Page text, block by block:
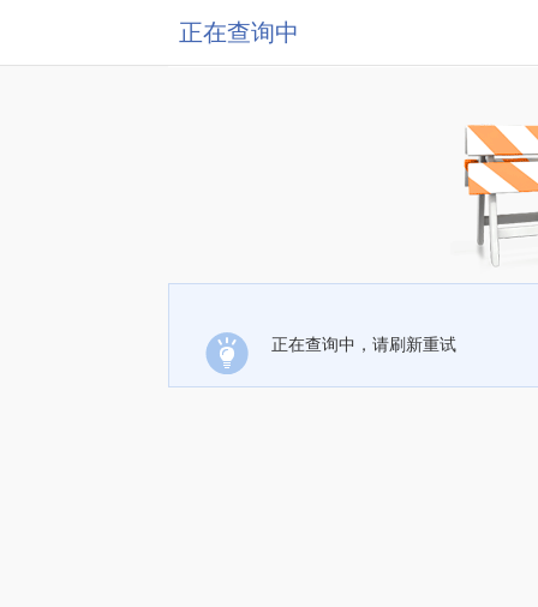
正在查询中
正在查询中，请刷新重试